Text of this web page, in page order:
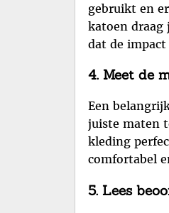
gebruikt en
katoen draag
dat de
4. Meet de
Een
juiste maten
kleding
comfortabel
5. Lees